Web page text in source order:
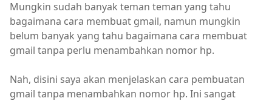
Mungkin sudah banyak teman teman yang tahu
bagaimana cara membuat gmail, namun mungkin
belum banyak yang tahu bagaimana cara membuat
gmail tanpa perlu menambahkan nomor hp.
Nah, disini saya akan menjelaskan cara pembuatan
gmail tanpa menambahkan nomor hp. Ini sangat